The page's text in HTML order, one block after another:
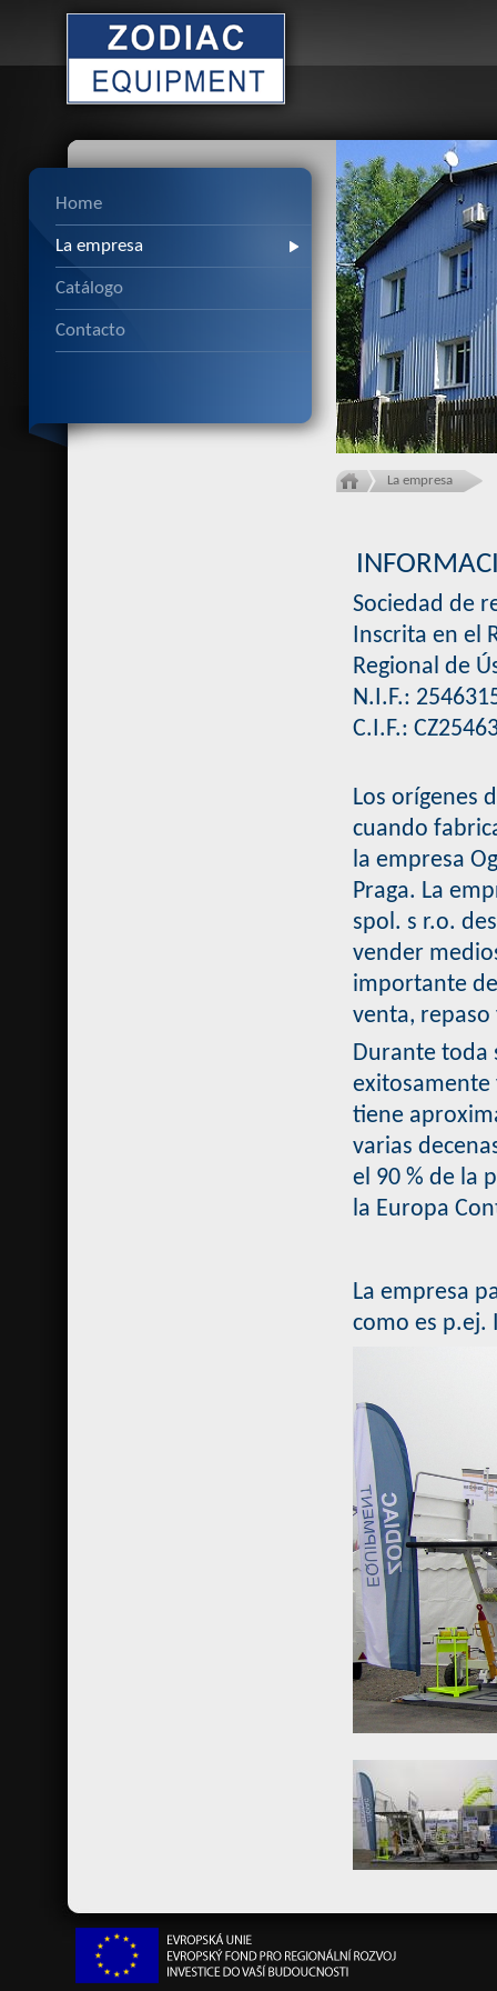
Home
La empresa
Catálogo
Contacto
La empresa
Sociedad de
Inscrita en el
Regional de
N.I.F.:
C.I.F.:
Los orígenes
cuando
la empresa
Praga. La
spol. s r.o.
vender
importante
venta,
Durante toda
exitosamente
tiene
varias
el 90 % de la
la Europa
La empresa
como es